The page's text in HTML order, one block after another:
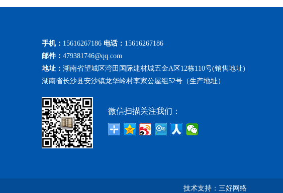
手机： 15616267186 电话： 15616267186
邮件： 479381746@qq.com
地址： 湖南省望城区湾田国际建材城五金A区12栋110号(销售地址)
湖南省长沙县安沙镇龙华岭村李家公屋组52号（生产地址）
微信扫描关注我们：
技术支持： 三好网络